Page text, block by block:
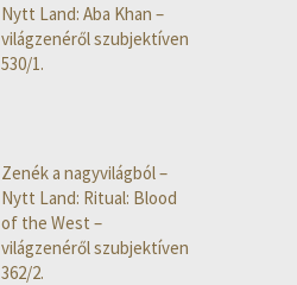
Nytt Land: Aba Khan –
világzenéről szubjektíven
530/1.
Zenék a nagyvilágból –
Nytt Land: Ritual: Blood
of the West –
világzenéről szubjektíven
362/2.